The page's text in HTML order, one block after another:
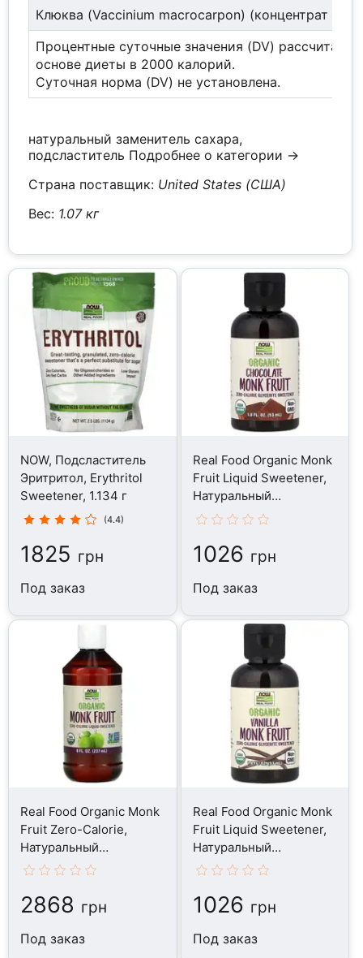
Клюква (Vaccinium macrocarpon) (концентрат
Процентные суточные значения (DV) рассчитаны
основе диеты в 2000 калорий.
Суточная норма (DV) не установлена.
натуральный заменитель сахара,
подсластитель Подробнее о категории →
Страна поставщик: United States (США)
Вес: 1.07 кг
NOW, Подсластитель
Эритритол, Erythritol
Sweetener, 1.134 г
(4.4)
1825 грн
Под заказ
Real Food Organic Monk
Fruit Liquid Sweetener,
Натуральный
подсластитель, 53 мл
1026 грн
Под заказ
Real Food Organic Monk
Fruit Zero-Calorie,
Натуральный
подсластитель, 237 мл
2868 грн
Под заказ
Real Food Organic Monk
Fruit Liquid Sweetener,
Натуральный
подсластитель, 53 мл
1026 грн
Под заказ